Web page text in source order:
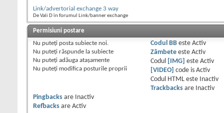
Link/advertorial exchange 3 way
De Vali D în forumul Link/banner exchange
Permisiuni postare
Nu puteţi posta subiecte noi.
Nu puteţi răspunde la subiecte
Nu puteţi adăuga ataşamente
Nu puteţi modifica posturile proprii
Codul BBeste Activ
Zâmbeteeste Activ
Codul
[IMG] este Activ
[VIDEO] code is Activ
Codul HTML este
Inactiv
Trackbacksare
Inactiv
Pingbacks are
Inactiv
Refbacks are Activ